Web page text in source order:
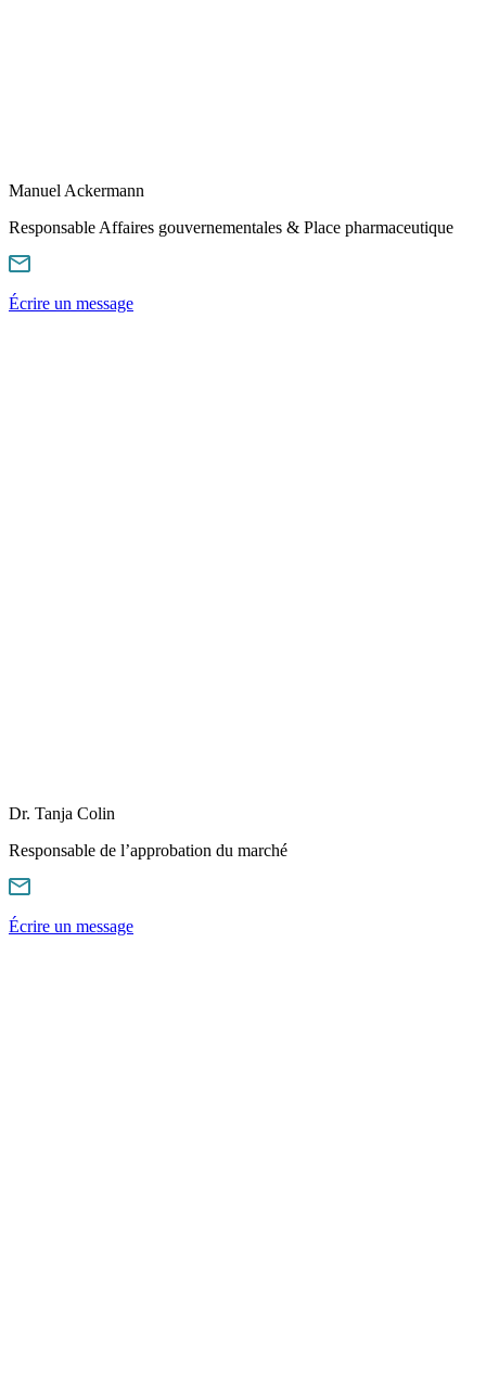
Manuel Ackermann
Responsable Affaires gouvernementales & Place pharmaceutique
Écrire un message
Dr. Tanja Colin
Responsable de l’approbation du marché
Écrire un message